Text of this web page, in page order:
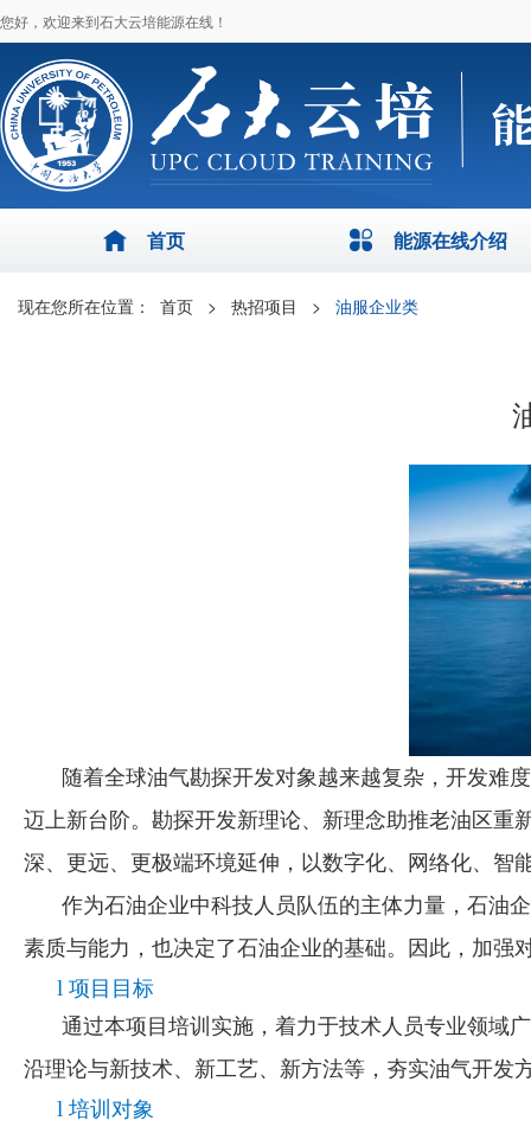
您好，欢迎来到石大云培能源在线！
首页 能源在线介绍
现在您所在位置： 首页 > 热招项目 > 油服企业类
随着全球油气勘探开发对象越来越复杂，开发难
迈上新台阶。勘探开发新理论、新理念助推老油区重
深、更远、更极端环境延伸，以数字化、网络化、智
作为石油企业中科技人员队伍的主体力量，石油
素质与能力，也决定了石油企业的基础。因此，加强
l 项目目标
通过本项目培训实施，着力于技术人员专业领域
沿理论与新技术、新工艺、新方法等，夯实油气开发
l 培训对象